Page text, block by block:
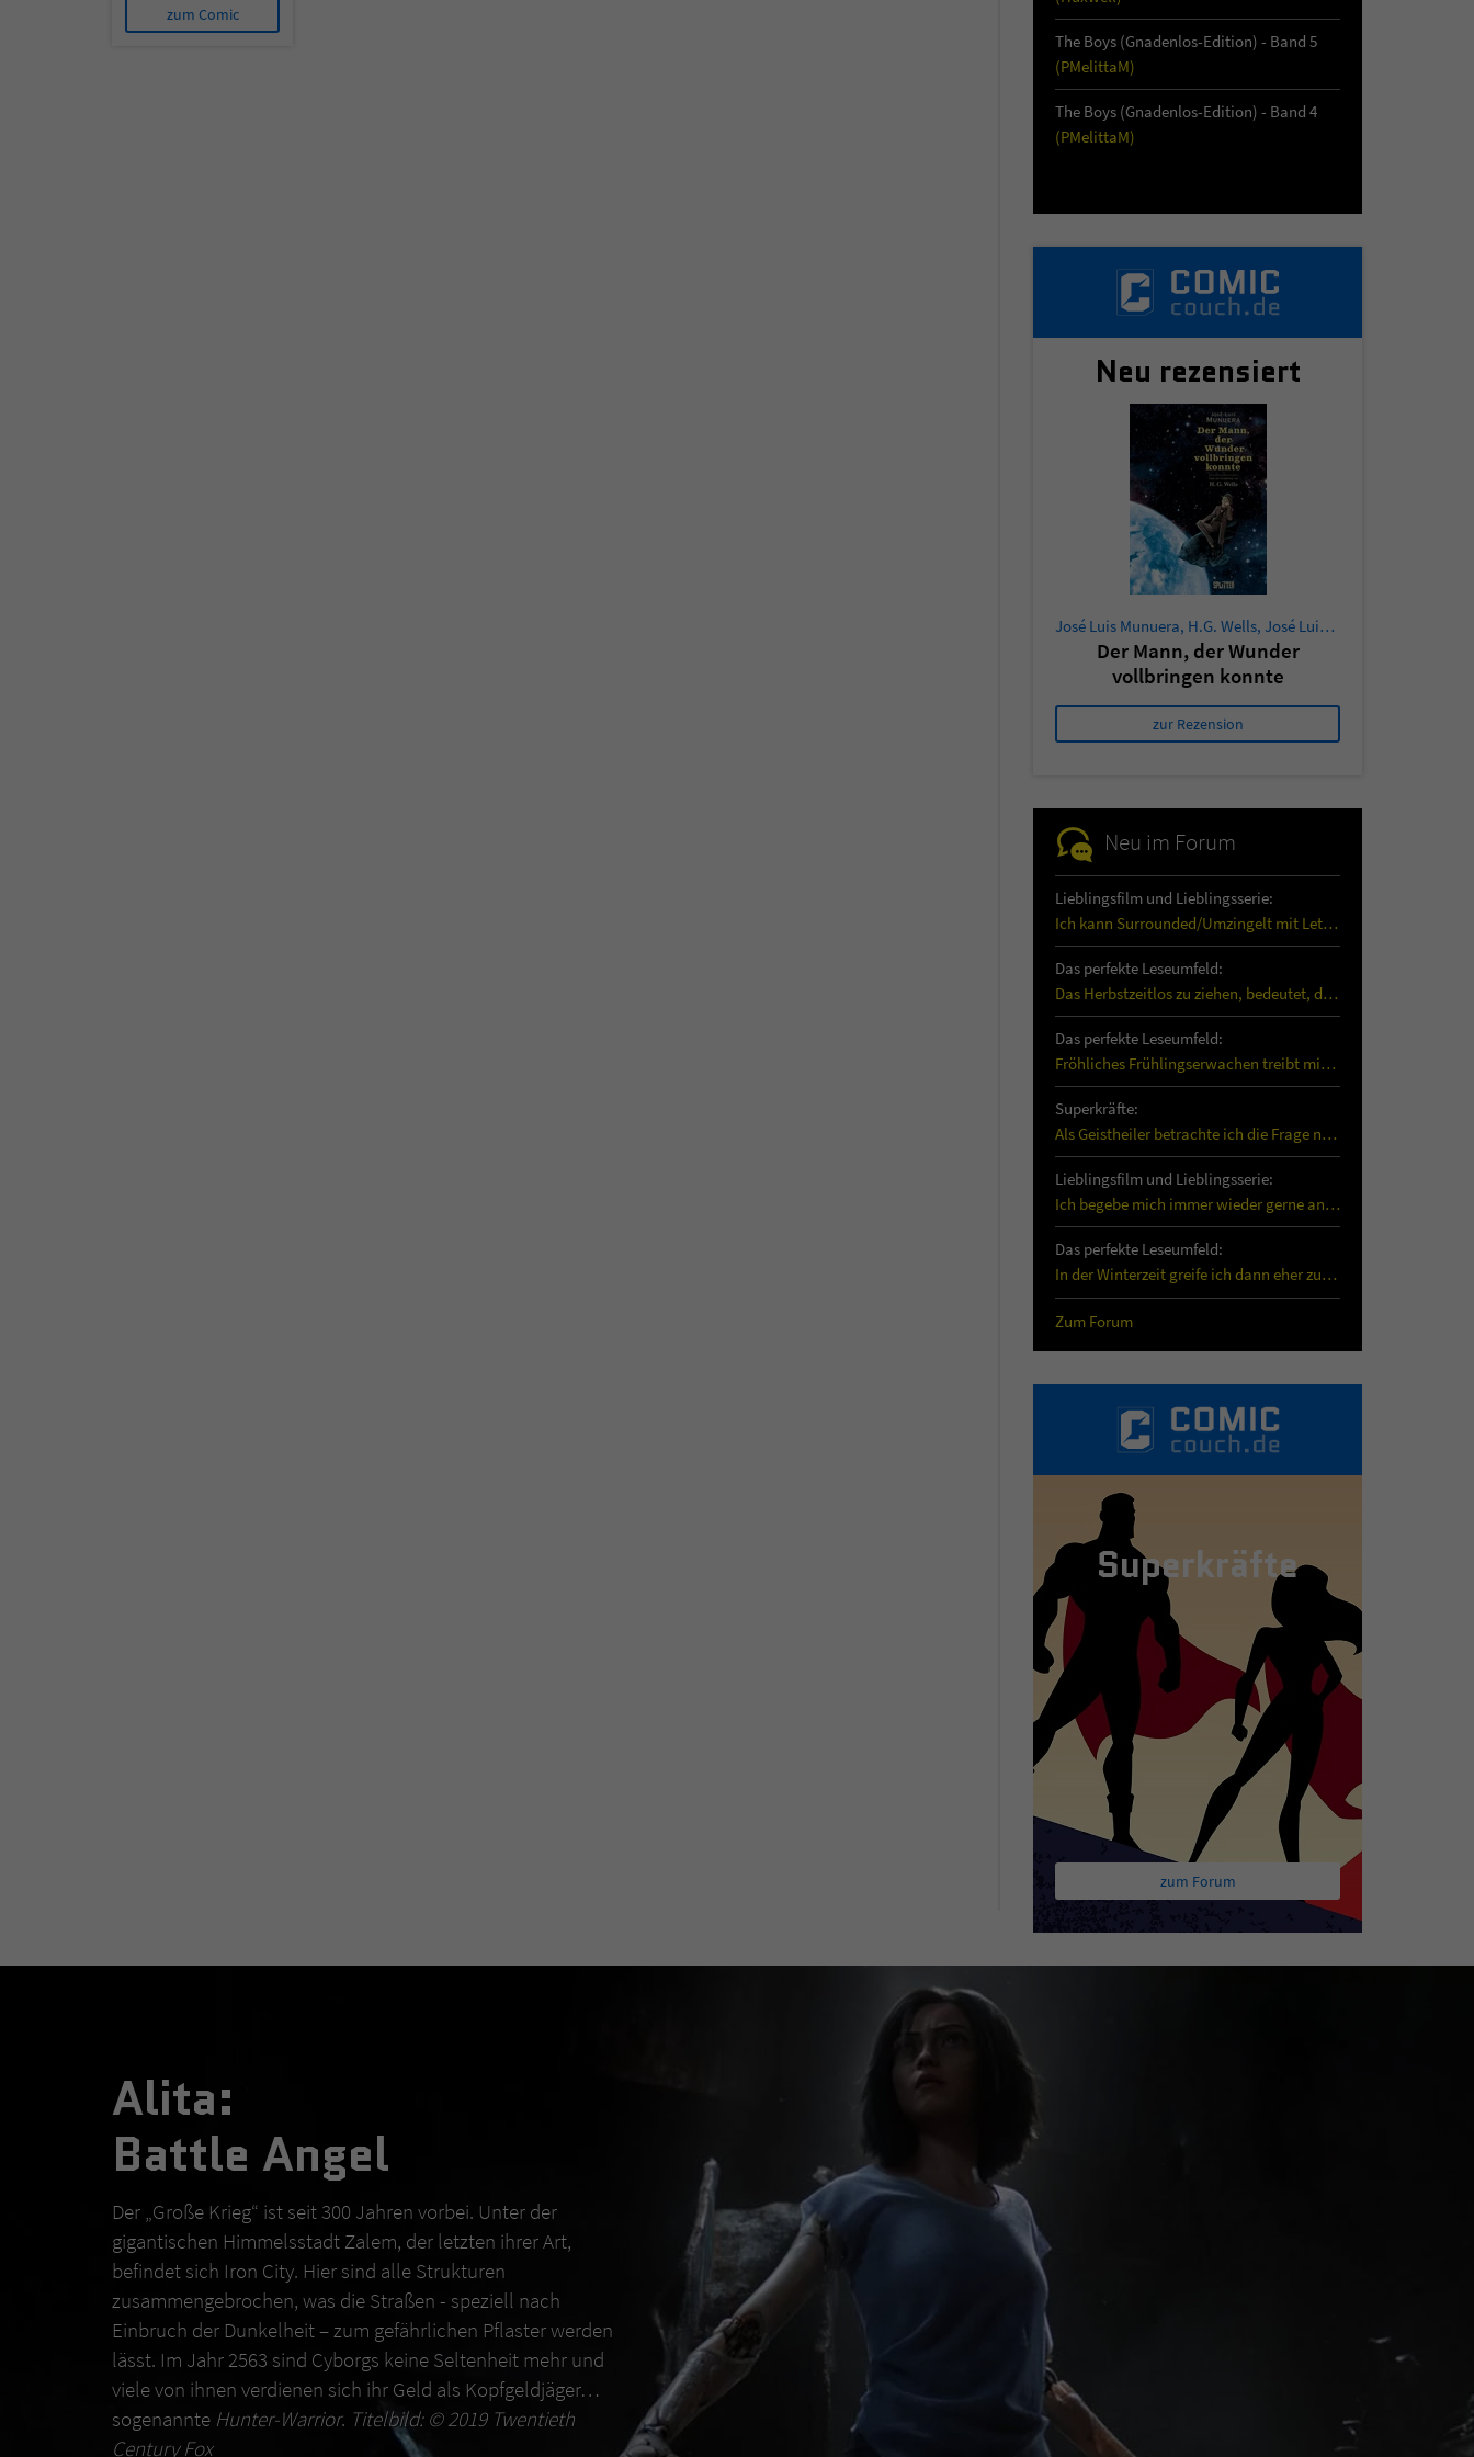
zum Comic
The Boys (Gnadenlos-Edition) - Band 5
(PMelittaM)
The Boys (Gnadenlos-Edition) - Band 4
(PMelittaM)
Neu rezensiert
José Luis Munuera, H.G. Wells, José Luis Munuera
Der Mann, der Wunder
vollbringen konnte
zur Rezension
Neu im Forum
Lieblingsfilm und Lieblingsserie:
Ich kann Surrounded/Umzingelt mit Letitia Wright…
Das perfekte Leseumfeld:
Das Herbstzeitlos zu ziehen, bedeutet, dass es…
Das perfekte Leseumfeld:
Fröhliches Frühlingserwachen treibt mich vermehrt…
Superkräfte:
Als Geistheiler betrachte ich die Frage nach der…
Lieblingsfilm und Lieblingsserie:
Ich begebe mich immer wieder gerne an Bord der…
Das perfekte Leseumfeld:
In der Winterzeit greife ich dann eher zu…
Zum Forum
Superkräfte
zum Forum
Alita:
Battle Angel
Der „Große Krieg“ ist seit 300 Jahren vorbei. Unter der
gigantischen Himmelsstadt Zalem, der letzten ihrer Art,
befindet sich Iron City. Hier sind alle Strukturen
zusammengebrochen, was die Straßen - speziell nach
Einbruch der Dunkelheit – zum gefährlichen Pflaster werden
lässt. Im Jahr 2563 sind Cyborgs keine Seltenheit mehr und
viele von ihnen verdienen sich ihr Geld als Kopfgeldjäger…
sogenannte Hunter-Warrior. Titelbild: © 2019 Twentieth
Century Fox